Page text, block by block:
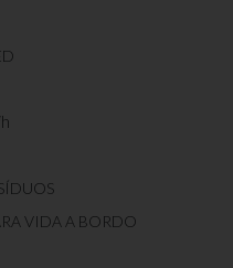
VIDA A BORDO